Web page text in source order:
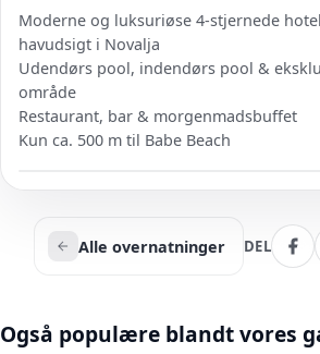
Moderne og luksuriøse 4-stjernede
havudsigt i Novalja
Udendørs pool, indendørs pool &
område
Restaurant, bar & morgenmadsbuffet
Kun ca. 500 m til Babe Beach
Alle overnatninger DEL
Også populære blandt vores